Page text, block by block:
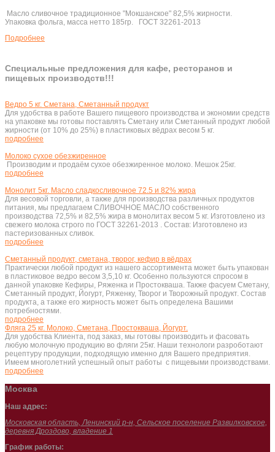
Масло сливочное традиционное "Мокшанское" 82,5% жирности.
Упаковка фольга, масса нетто 185гр. ГОСТ 32261-2013
Подробнеe
Специальные предложения для кафе, ресторанов и
пищевых производств!!!
Ведро 5 кг. Сметана, Сметанный продукт
Для удобства в работе Вашего пищевого производства и экономии средств
на упаковке мы готовы поставлять Сметану или Сметанный продукт любой
жирности (от 10% до 25%) в пластиковых вёдрах весом 5 кг.
подробнее
Молоко сухое обезжиренное
Производим и продаём сухое обезжиренное молоко. Мешок 25кг.
подробнее
Монолит 5кг. Масло сладкосливочное 72.5 и 82% жира
Для весовой торговли, а также для производства различных продуктов
питания, мы предлагаем СЛИВОЧНОЕ МАСЛО собственного
производства 72,5% и 82,5% жира в монолитах весом 5 кг. Изготовлено из
свежего молока строго по ГОСТ 32261-2013 . Состав: Изготовлено из
пастеризованных сливок.
подробнее
Сметанный продукт, сметана, творог, кефир в вёдрах
Практически любой продукт из нашего ассортимента может быть упакован
в пластиковое ведро весом 3,5,10 кг. Особенно пользуются спросом в
данной упаковке Кефиры, Ряженка и Простокваша. Также фасуем Сметану,
Сметанный продукт, Йогурт, Ряженку, Творог и Творожный продукт. Состав
продукта, а также его жирность может быть определена Вашими
потребностями.
подробнее
Фляга 25 кг. Молоко, Сметана, Простокваша, Йогурт.
Для удобства Клиента, под заказ, мы готовы производить и фасовать
любую молочную продукцию во фляги 25кг. Наши технологи разроботают
рецептуру продукции, подходящую именно для Вашего предприятия.
Имеем многолетний успешный опыт работы с пищевыми производствами.
подробнее
Москва
Наш адрес:
Московская область, Ленинский р-н, Сельское поселение Развилковское,
деревня Дроздово, владение 1
График работы: